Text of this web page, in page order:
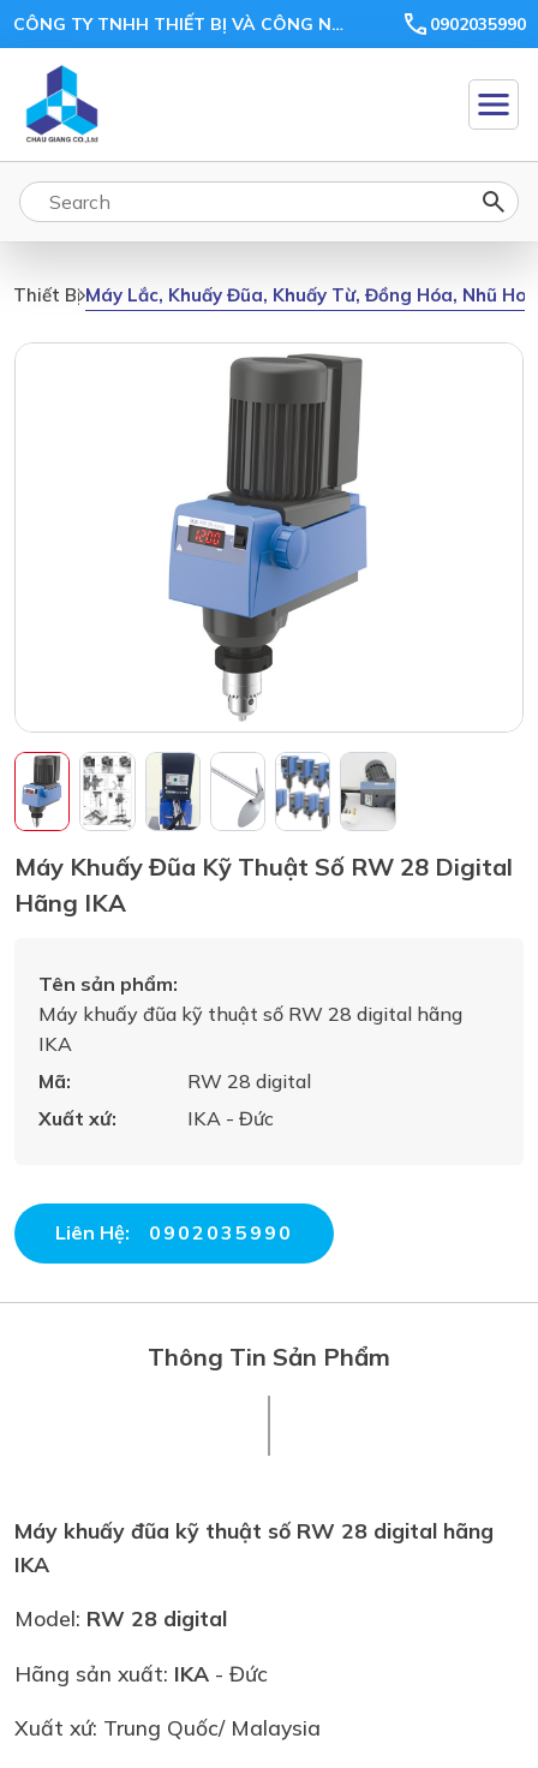
CÔNG TY TNHH THIẾT BỊ VÀ CÔNG NGHỆ CHÂU GIANG 0902035990
Thiết BịMáy Lắc, Khuấy Đũa, Khuấy Từ, Đồng Hóa, Nhũ Hoá
Máy Khuấy Đũa Kỹ Thuật Số RW 28 Digital
Hãng IKA
Tên sản phẩm:
Máy khuấy đũa kỹ thuật số RW 28 digital hãng
IKA
Mã:
RW 28 digital
Xuất xứ:
IKA - Đức
Liên Hệ: 0902035990
Thông Tin Sản Phẩm
Máy khuấy đũa kỹ thuật số RW 28 digital hãng
IKA
Model: RW 28 digital
Hãng sản xuất: IKA - Đức
Xuất xứ: Trung Quốc/ Malaysia